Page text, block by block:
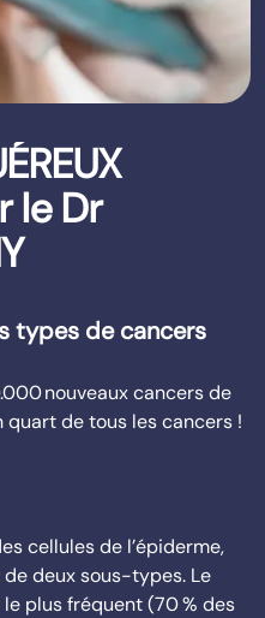
le Dr
types de cancers
nouveaux cancers de
quart de tous les cancers !
cellules de l’épiderme,
deux sous-types. Le
plus fréquent (70 % des